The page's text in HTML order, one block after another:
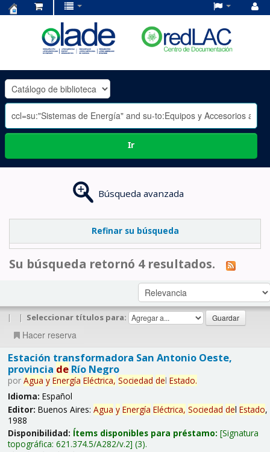
OLADE
-
Ir
Búsqueda avanzada
Refinar su búsqueda
Su búsqueda retornó 4 resultados.
| | Seleccionar títulos para:
Hacer reserva
Estación transformadora San Antonio Oeste,
provincia deRío Negro
por Agua y Energía Eléctrica, Sociedad del Estado.
Idioma: Español
Editor: Buenos Aires: Agua y Energía Eléctrica, Sociedad del Estado,
1988
Disponibilidad: Ítems disponibles para préstamo: Signatura
topográfica: 621.374.5/A282/v.2 (3).